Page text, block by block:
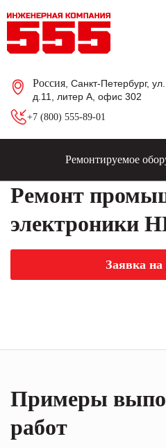
Россия , Санкт-Петербург,
д.11, литер А, офис 302
+7 (800) 555-89-01
Ремонтируемое
Ремонт
Заявка на
Примеры
работ